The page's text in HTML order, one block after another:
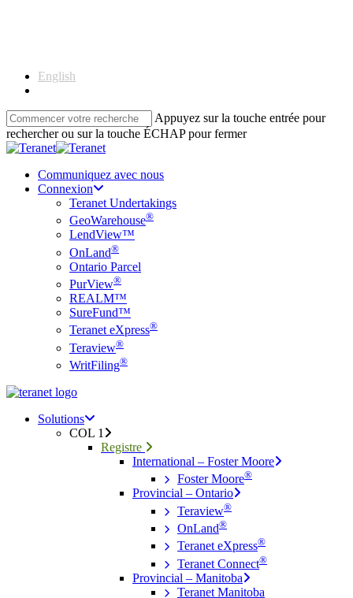
English
Appuyez sur la touche entrée pour
rechercher ou sur la touche ÉCHAP pour fermer
Close
Communiquez avec nous
Connexion
Teranet Undertakings
GeoWarehouse®
LendView™
OnLand®
Ontario Parcel
PurView®
REALM™
SureFund™
Teranet eXpress®
Teraview®
WritFiling®
Menu
search
Menu
Solutions
COL 1
Registre
International – Foster Moore
Foster Moore®
Provincial – Ontario
Teraview®
OnLand®
Teranet eXpress®
Teranet Connect®
Provincial – Manitoba
Teranet Manitoba